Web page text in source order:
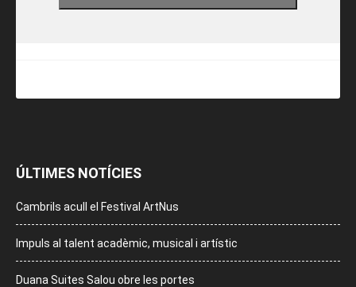
ÚLTIMES NOTÍCIES
Cambrils acull el Festival ArtNus
Impuls al talent acadèmic, musical i artístic
Duana Suites Salou obre les portes